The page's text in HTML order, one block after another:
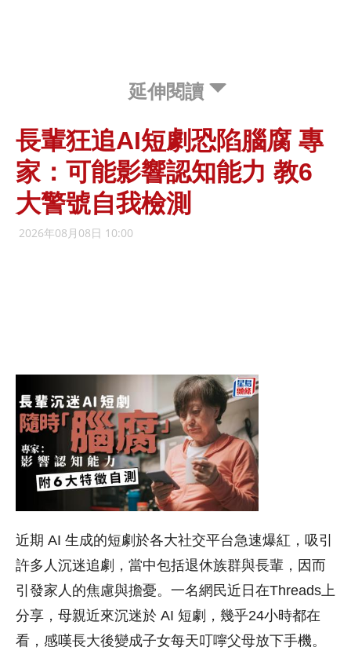
延伸閱讀
長輩狂追AI短劇恐陷腦腐 專
家：可能影響認知能力 教6
大警號自我檢測
2026年08月08日 10:00
近期 AI 生成的短劇於各大社交平台急速爆紅，吸引
許多人沉迷追劇，當中包括退休族群與長輩，因而
引發家人的焦慮與擔憂。一名網民近日在Threads上
分享，母親近來沉迷於 AI 短劇，幾乎24小時都在
看，感嘆長大後變成子女每天叮嚀父母放下手機。